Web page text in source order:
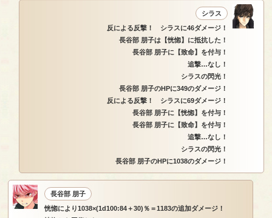
シラス
反による反撃！ シラスに46ダメージ！
長谷部 朋子は【恍惚】に抵抗した！
長谷部 朋子に【致命】を付与！
追撃…なし！
シラスの閃光！
長谷部 朋子のHPに349のダメージ！
反による反撃！ シラスに69ダメージ！
長谷部 朋子に【恍惚】を付与！
長谷部 朋子に【致命】を付与！
追撃…なし！
シラスの閃光！
長谷部 朋子のHPに1038のダメージ！
長谷部 朋子
恍惚により1038×(1d100:84＋30)％＝1183の追加ダメージ！